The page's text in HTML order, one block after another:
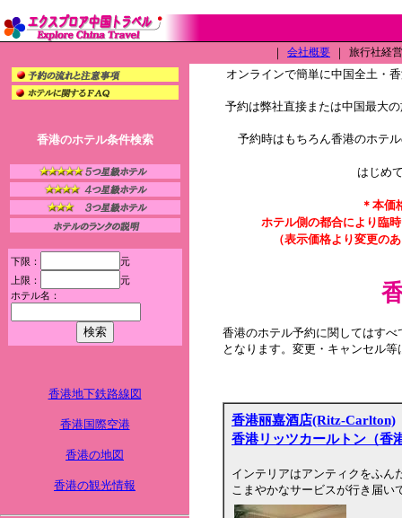
｜ 会社概要 ｜ 旅行社経
香港のホテル条件検索
下限：
元
上限：
元
ホテル名：
香港地下鉄路線図
香港国際空港
香港の地図
香港の観光情報
オンラインで簡単に中国全土・
予約は弊社直接または中国最大
予約時はもちろん香港のホテ
はじめ
＊本価
ホテル側の都合により臨
（表示価格より変更の
香港のホテル予約に関してはす
となります。変更・キャンセル
香港丽嘉酒店(Ritz-Carlton)
香港リッツカールトン（香
インテリアはアンティクをふん
こまやかなサービスが行き届い